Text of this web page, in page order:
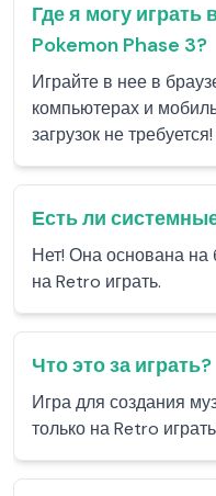
Где я могу играть
Pokemon Phase 3?
Играйте в нее в
компьютерах и
загрузок не требуется!
Есть ли
Нет! Она основана на
на Retro играть.
Что это за играть?
Игра для создания
только на Retro